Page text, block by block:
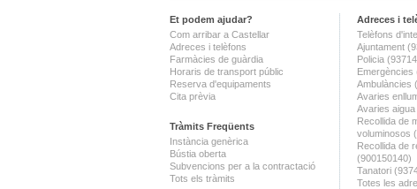
Et podem ajudar?
Com arribar a Castellar
Adreces i telèfons
Farmàcies de guàrdia
Horaris de transport públic
Reserva d'equipaments
Cita prèvia
Tràmits Freqüents
Instància genèrica
Bústia oberta
Subvencions per a la contractació
Tots els tràmits
Adreces i
Telèfons
Ajuntament
Policia
Emergències
Ambulàncies
Avaries
Avaries
Recollida de
voluminosos
Recollida de
(900150140)
Tanatori
Totes les